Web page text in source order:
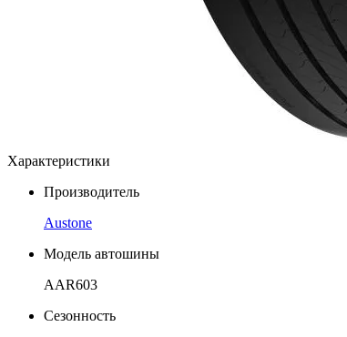
Характеристики
Производитель
Austone
Модель автошины
AAR603
Сезонность